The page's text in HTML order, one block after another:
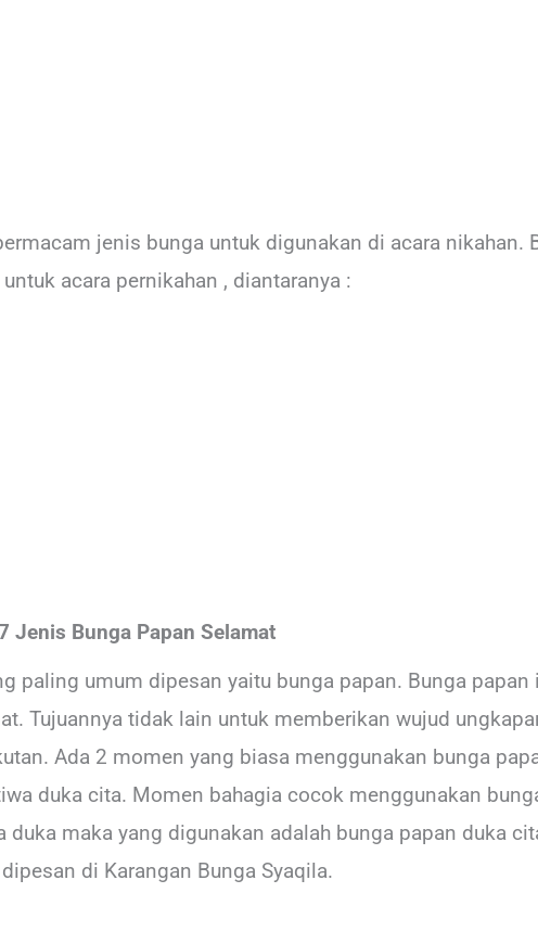
jenis bunga untuk digunakan di acara nikahan.
acara pernikahan , diantaranya :
Jenis Bunga Papan Selamat
paling umum dipesan yaitu bunga papan. Bunga papan
Tujuannya tidak lain untuk memberikan wujud
Ada 2 momen yang biasa menggunakan bunga
duka cita. Momen bahagia cocok menggunakan
maka yang digunakan adalah bunga papan duka
di Karangan Bunga Syaqila.